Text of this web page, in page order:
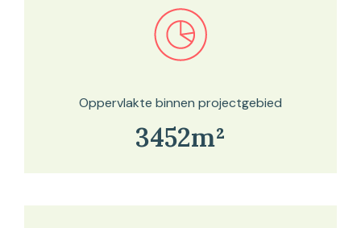
Bekijk in onze kaartviewer
Oppervlakte binnen projectgebied
3452m²